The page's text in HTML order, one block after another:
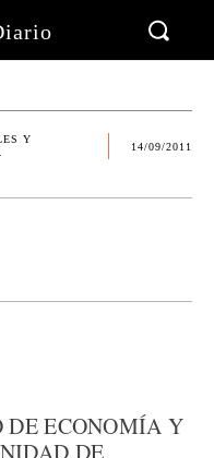
Y
14/09/2011
DE ECONOMÍA Y
DE